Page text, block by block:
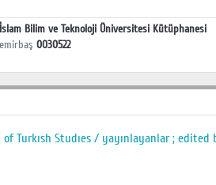
Bilim ve Teknoloji Üniversitesi Kütüphanesi
0030522
of Turkısh Studıes / yayınlayanlar ; edited